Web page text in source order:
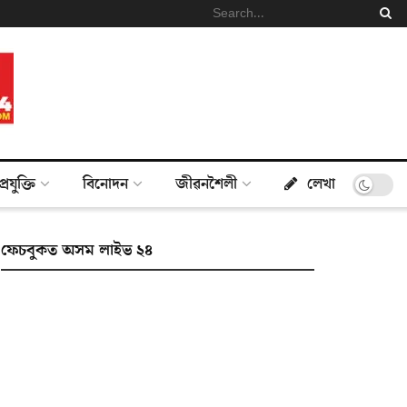
প্ৰযুক্তি বিনোদন জীৱনশৈলী লেখা
ফেচবুকত অসম লাইভ ২৪